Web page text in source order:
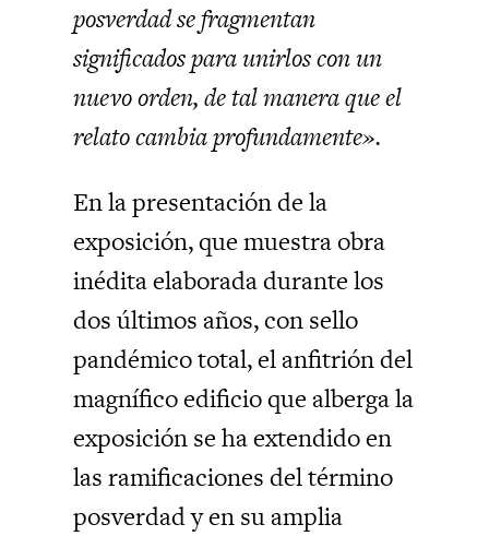
posverdad se fragmentan
significados para unirlos con un
nuevo orden, de tal manera que el
relato cambia profundamente».
En la presentación de la
exposición, que muestra obra
inédita elaborada durante los
dos últimos años, con sello
pandémico total, el anfitrión del
magnífico edificio que alberga la
exposición se ha extendido en
las ramificaciones del término
posverdad y en su amplia